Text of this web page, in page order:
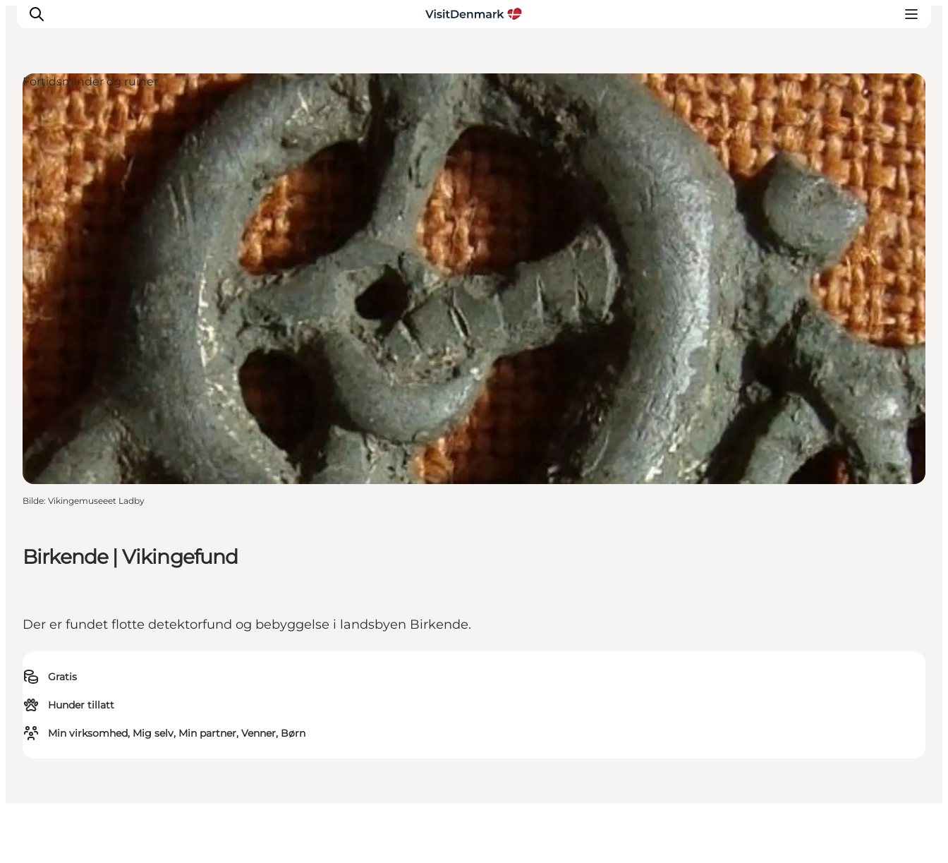
Inspirasjon
Reisemål
Aktiviteter
Overnatting
Planlegg reisen
Birkende | Vikingefund
Der er fundet flotte detektorfund og bebyggelse i landsbyen Birkende.
Gratis
Hunder tillatt
Min virksomhed, Mig selv, Min partner, Venner, Børn
Fortidsminder og ruiner
Bilde: Vikingemuseeet Ladby